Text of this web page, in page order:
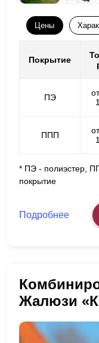
Цены
Покрытие
ПЭ
ППП
* ПЭ - полиэстер,
покрытие
Подробнее
Жалюзи